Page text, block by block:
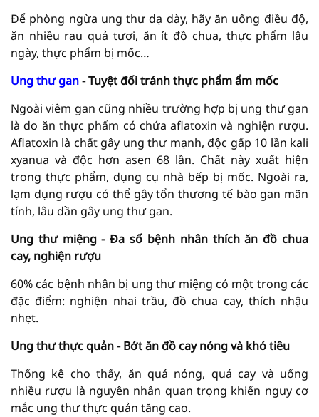
Để phòng ngừa ung thư dạ dày, hãy ăn uống điều độ,
ăn nhiều rau quả tươi, ăn ít đồ chua, thực phẩm lâu
ngày, thực phẩm bị mốc…
Ung thư gan- Tuyệt đối tránh thực phẩm ẩm mốc
Ngoài viêm gan cũng nhiều trường hợp bị ung thư gan
là do ăn thực phẩm có chứa aflatoxin và nghiện rượu.
Aflatoxin là chất gây ung thư mạnh, độc gấp 10 lần kali
xyanua và độc hơn asen 68 lần. Chất này xuất hiện
trong thực phẩm, dụng cụ nhà bếp bị mốc. Ngoài ra,
lạm dụng rượu có thể gây tổn thương tế bào gan mãn
tính, lâu dần gây ung thư gan.
Ung thư miệng - Đa số bệnh nhân thích ăn đồ chua
cay, nghiện rượu
60% các bệnh nhân bị ung thư miệng có một trong các
đặc điểm: nghiện nhai trầu, đồ chua cay, thích nhậu
nhẹt.
Ung thư thực quản - Bớt ăn đồ cay nóng và khó tiêu
Thống kê cho thấy, ăn quá nóng, quá cay và uống
nhiều rượu là nguyên nhân quan trọng khiến nguy cơ
mắc ung thư thực quản tăng cao.